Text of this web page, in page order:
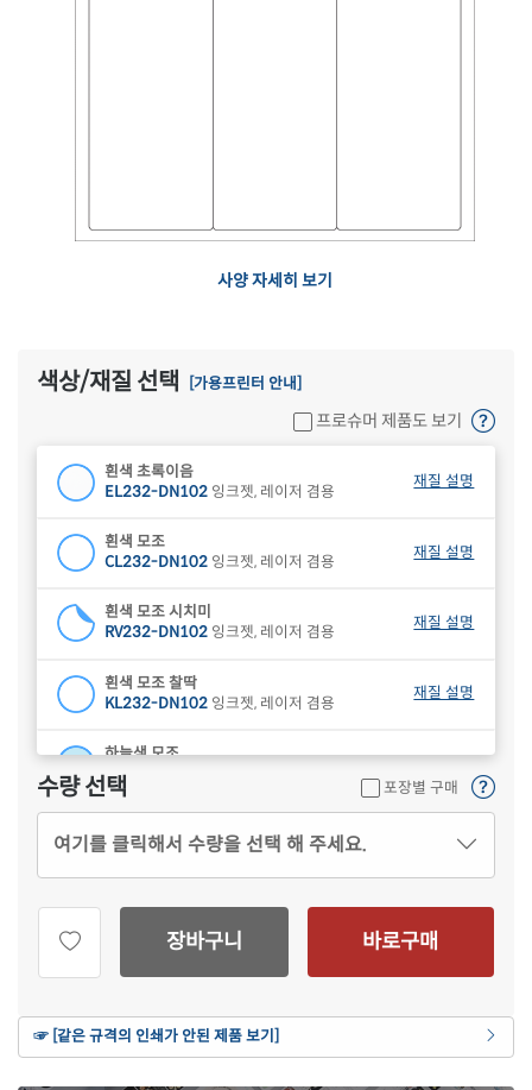
사양 자세히 보기
색상/재질 선택 [가용프린터 안내]
프로슈머 제품도 보기
흰색 초록이음
EL232-DN102 잉크젯, 레이저 겸용
재질 설명
흰색 모조
CL232-DN102 잉크젯, 레이저 겸용
재질 설명
흰색 모조 시치미
RV232-DN102 잉크젯, 레이저 겸용
재질 설명
흰색 모조 찰딱
KL232-DN102 잉크젯, 레이저 겸용
재질 설명
하늘색 모조
CL232B-DN102
재질 설명
CL232G-DN102잉크젯, 레이저 겸용
재질 설명
CL232P-DN102
잉크젯, 레이저 겸용
재질 설명
재질 설명
갈색 크라프트
CL232KR-DN102잉크젯, 레이저 겸용
수량 선택 포장별 구매
여기를 클릭해서 수량을 선택 해 주세요.
장바구니 바로구매
☞ [같은 규격의 인쇄가 안된 제품 보기]